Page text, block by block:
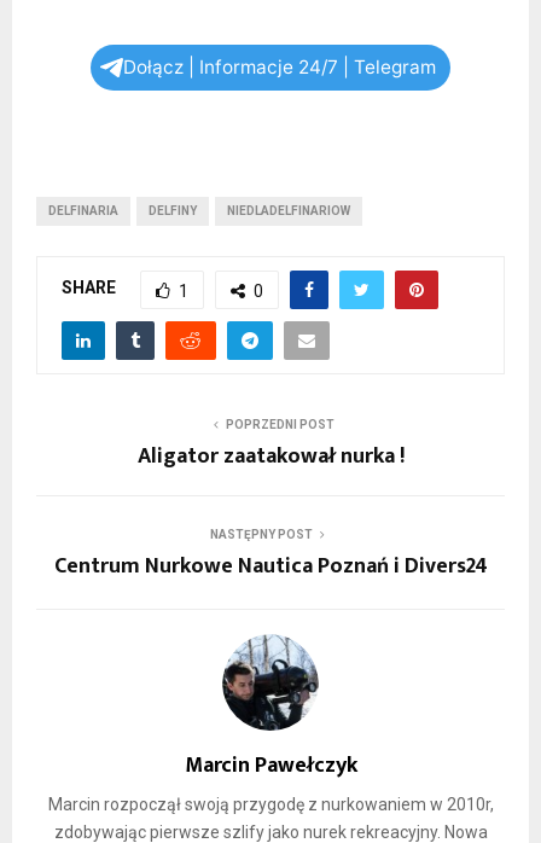
Dołącz | Informacje 24/7 | Telegram
DELFINARIA DELFINY NIEDLADELFINARIOW
SHARE 1 0
POPRZEDNI POST
Aligator zaatakował nurka !
NASTĘPNY POST
Centrum Nurkowe Nautica Poznań i Divers24
Marcin Pawełczyk
Marcin rozpoczął swoją przygodę z nurkowaniem w 2010r,
zdobywając pierwsze szlify jako nurek rekreacyjny. Nowa